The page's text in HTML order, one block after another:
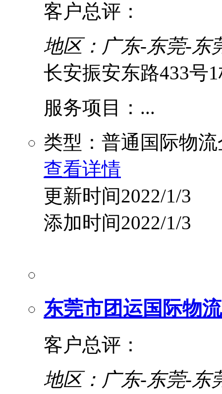
客户总评：
地区：广东-东莞-东
长安振安东路433号
服务项目：...
类型：普通国际物
查看详情
更新时间2022/1/3
添加时间2022/1/3
东莞市团运国际物
客户总评：
地区：广东-东莞-东